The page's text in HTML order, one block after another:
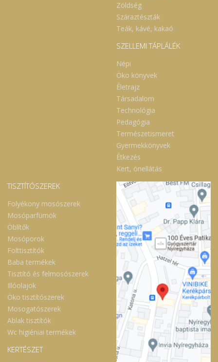
Zöldség
Száraztészták
Teák, kávé, kakaó
SZELLEMI TÁPLÁLÉK
Népi
Öko könyvek
Életrajz
Társadalom
Technológia
Pedagógia
Természetismeret
Gyermekkönyvek
Étkezés
Kert, önellátás
TISZTÍTÓSZEREK
Folyékony mosószerek
Mosóparfümök
Öblítők
Mosóporok
Folttisztítók
Baba termékek
Tisztító és felmosószerek
Illóolajok
Öko tisztítószerek
Mosogatószerek
Ablak tisztítók
Wc higiéniai termékek
KERTÉSZET